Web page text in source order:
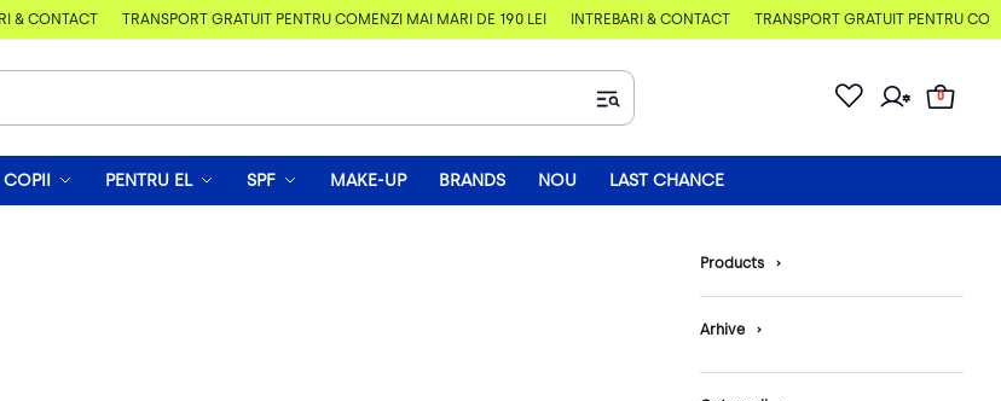
& CONTACT TRANSPORT GRATUIT PENTRU COMENZI MAI MARI DE 190 LEI ÎNTREBĂRI & CONTACT TRANSPORT GRATUIT PENTRU
0
COPII PENTRU EL SPF MAKE-UP BRANDS NOU LAST CHANCE
Products ›
Arhive ›